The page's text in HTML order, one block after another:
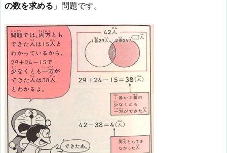
の数を求める 」問題です。